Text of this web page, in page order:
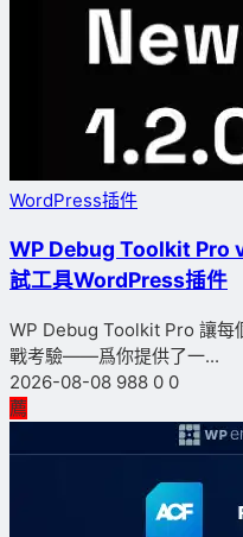
WordPress插件
WP Debug Toolkit Pro
試工具WordPress插件
WP Debug Toolkit Pro 讓每
戰考驗——爲你提供了一...
2026-08-08 988 0 0
薦